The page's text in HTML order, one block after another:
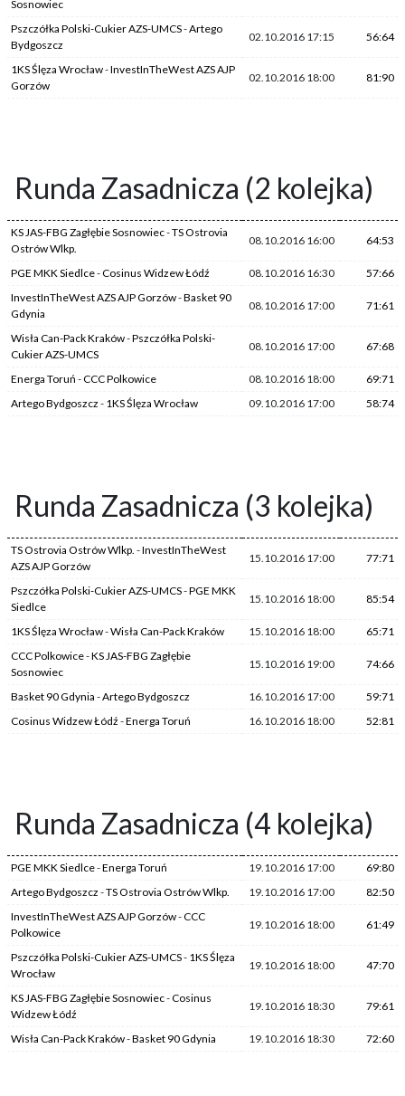
Sosnowiec
Pszczółka Polski-Cukier AZS-UMCS-Artego
Bydgoszcz
02.10.2016 17:15 56:64
1KS Ślęza Wrocław-InvestInTheWest AZS AJP
Gorzów
02.10.2016 18:00 81:90
Runda Zasadnicza (2 kolejka)
KS JAS-FBG Zagłębie Sosnowiec-TS Ostrovia
Ostrów Wlkp.
08.10.2016 16:00 64:53
PGE MKK Siedlce-Cosinus Widzew Łódź 08.10.2016 16:30
57:66
InvestInTheWest AZS AJP Gorzów-Basket 90
Gdynia
08.10.2016 17:00 71:61
Wisła Can-Pack Kraków-Pszczółka Polski-
Cukier AZS-UMCS
08.10.2016 17:00 67:68
Energa Toruń -CCC Polkowice 08.10.2016 18:00
69:71
Artego Bydgoszcz - 1KS Ślęza Wrocław 09.10.2016 17:00 58:74
Runda Zasadnicza (3 kolejka)
TS Ostrovia Ostrów Wlkp. -InvestInTheWest
AZS AJP Gorzów
15.10.2016 17:00 77:71
Pszczółka Polski-Cukier AZS-UMCS-PGE MKK
Siedlce
15.10.2016 18:00 85:54
1KS Ślęza Wrocław-Wisła Can-Pack Kraków 15.10.2016 18:00
65:71
CCC Polkowice-KS JAS-FBG Zagłębie
Sosnowiec
15.10.2016 19:00 74:66
Basket 90 Gdynia -Artego Bydgoszcz 16.10.2016 17:00
59:71
Cosinus Widzew Łódź -Energa Toruń 16.10.2016 18:00 52:81
Runda Zasadnicza (4 kolejka)
PGE MKK Siedlce-Energa Toruń 19.10.2016 17:00
69:80
Artego Bydgoszcz -TS Ostrovia Ostrów Wlkp. 19.10.2016 17:00
82:50
InvestInTheWest AZS AJP Gorzów-CCC
Polkowice
19.10.2016 18:00 61:49
Pszczółka Polski-Cukier AZS-UMCS- 1KS Ślęza
Wrocław
19.10.2016 18:00 47:70
KS JAS-FBG Zagłębie Sosnowiec-Cosinus
Widzew Łódź
19.10.2016 18:30 79:61
Wisła Can-Pack Kraków-Basket 90 Gdynia 19.10.2016 18:30 72:60